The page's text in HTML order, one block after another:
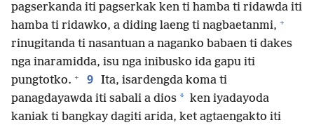
pagserkanda iti pagserkak ken ti hamba ti ridawda iti
hamba ti ridawko, a diding laeng ti nagbaetanmi, +
rinugitanda ti nasantuan a naganko babaen ti dakes
nga inaramidda, isu nga inibusko ida gapu iti
pungtotko. + 9 Ita, isardengda koma ti
panagdayawda iti sabali a dios * ken iyadayoda
kaniak ti bangkay dagiti arida, ket agtaengakto iti